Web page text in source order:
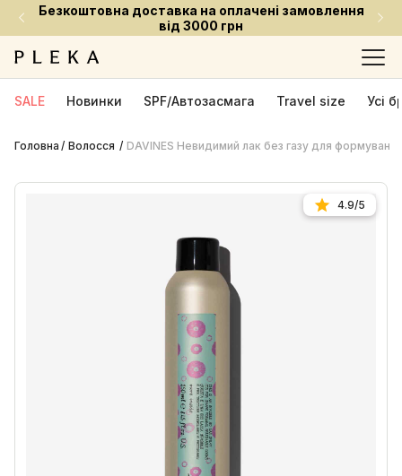
доставка на оплачені замовлення
SALE Новинки SPF/Автозасмага Travel size Усі
Головна Волосся DAVINES Невидимий лак без газу для
4.9/5